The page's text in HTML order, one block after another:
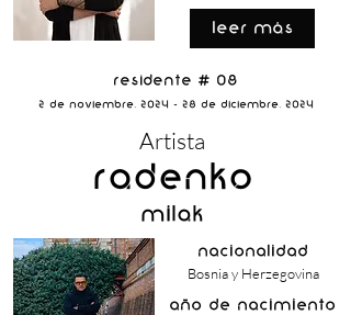
Leer Más
Residente # 08
2 de Noviembre, 2024 - 28 de Diciembre, 2024
Artista
Radenko
Milak
nacionalidad
Bosnia y Herzegovina
año de nacimiento